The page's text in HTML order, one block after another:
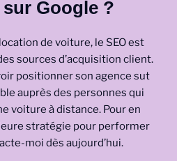
Google ?
de voiture, le SEO est
sources d’acquisition client.
positionner son agence sut
auprès des personnes qui
voiture à distance. Pour en
stratégie pour performer
moi dès aujourd’hui.